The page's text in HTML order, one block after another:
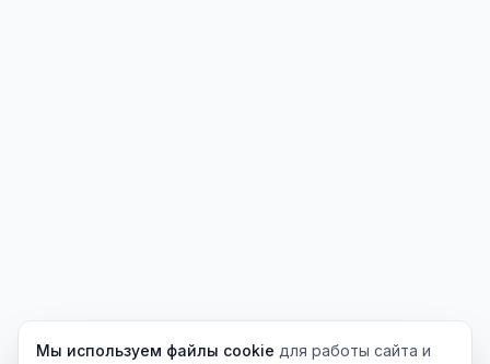
Мы используем файлы cookie для работы сайта и